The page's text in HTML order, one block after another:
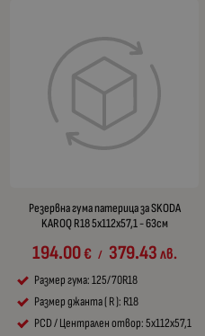
Резервна гума патерица за SKODA
KAROQ R18 5x112x57,1 - 63см
194.00€ / 379.43лв.
Размер гума: 125/70R18
Размер джанта ( R ): R18
PCD / Централен отвор: 5x112x57,1